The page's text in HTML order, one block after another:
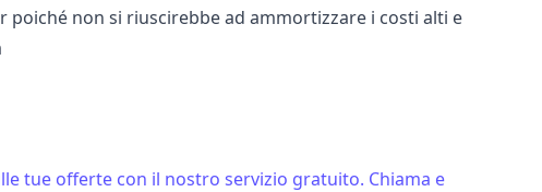
non si riuscirebbe ad ammortizzare i costi alti e
tue offerte con il nostro servizio gratuito. Chiama e